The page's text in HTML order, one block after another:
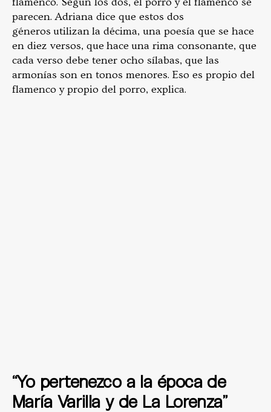
parecen. Adriana dice que estos dos
géneros utilizan la décima, una poesía que se hace
en diez versos, que hace una rima consonante, que
cada verso debe tener ocho sílabas, que las
armonías son en tonos menores. Eso es propio del
flamenco y propio del porro, explica.
“Yo pertenezco a la época de
María Varilla y de La Lorenza”